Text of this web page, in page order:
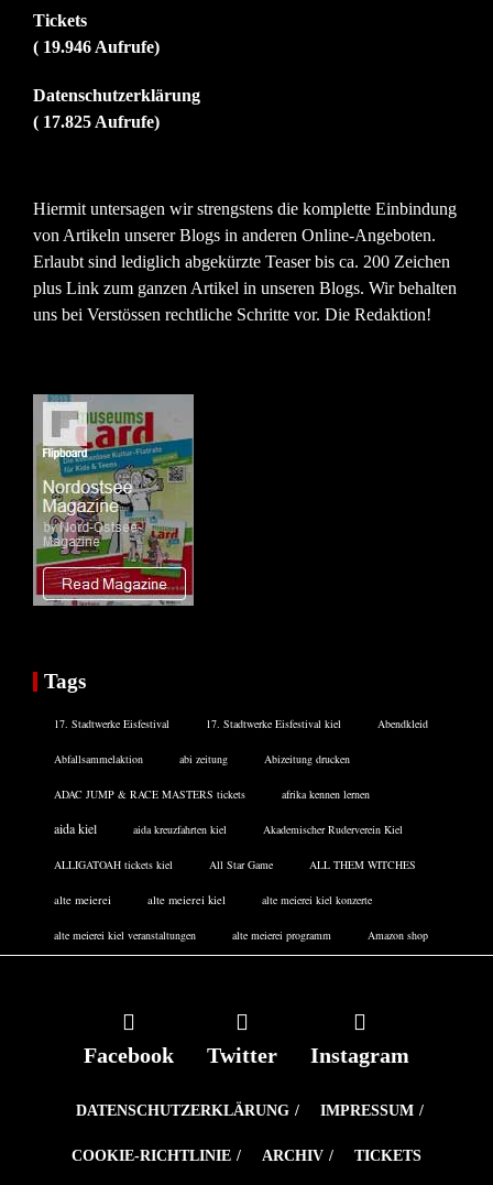
Tickets
( 19.946 Aufrufe)
Datenschutzerklärung
( 17.825 Aufrufe)
Hiermit untersagen wir strengstens die komplette Einbindung
von Artikeln unserer Blogs in anderen Online-Angeboten.
Erlaubt sind lediglich abgekürzte Teaser bis ca. 200 Zeichen
plus Link zum ganzen Artikel in unseren Blogs. Wir behalten
uns bei Verstössen rechtliche Schritte vor. Die Redaktion!
Tags
17. Stadtwerke Eisfestival 17. Stadtwerke Eisfestival kiel Abendkleid
Abfallsammelaktion abi zeitung Abizeitung drucken
ADAC JUMP & RACE MASTERS tickets afrika kennen lernen
aida kiel aida kreuzfahrten kiel Akademischer Ruderverein Kiel
ALLIGATOAH tickets kiel All Star Game ALL THEM WITCHES
alte meierei alte meierei kiel alte meierei kiel konzerte
alte meierei kiel veranstaltungen alte meierei programm Amazon shop
Facebook Twitter Instagram
DATENSCHUTZERKLÄRUNG IMPRESSUM
COOKIE-RICHTLINIE ARCHIV TICKETS